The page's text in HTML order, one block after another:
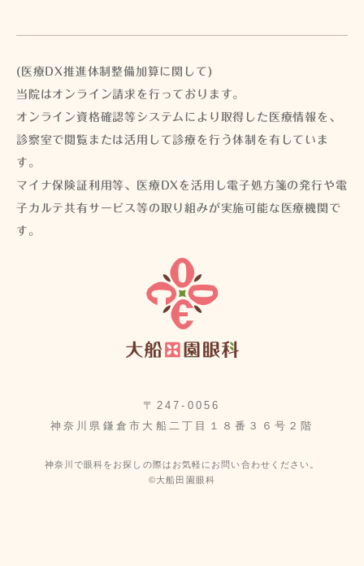
(医療DX推進体制整備加算に関して)
当院はオンライン請求を行っております。
オンライン資格確認等システムにより取得した医療情報を、
診察室で閲覧または活用して診療を行う体制を有していま
す。
マイナ保険証利用等、医療DXを活用し電子処方箋の発行や電
子カルテ共有サービス等の取り組みが実施可能な医療機関で
す。
〒247-0056
神奈川県鎌倉市大船二丁目１８番３６号２階
神奈川で眼科をお探しの際はお気軽にお問い合わせください。
©大船田園眼科